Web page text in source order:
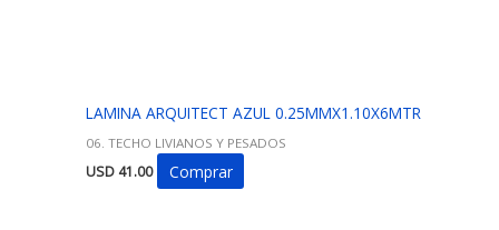
LAMINA ARQUITECT AZUL 0.25MMX1.10X6MTR
06. TECHO LIVIANOS Y PESADOS
USD 41.00 Comprar